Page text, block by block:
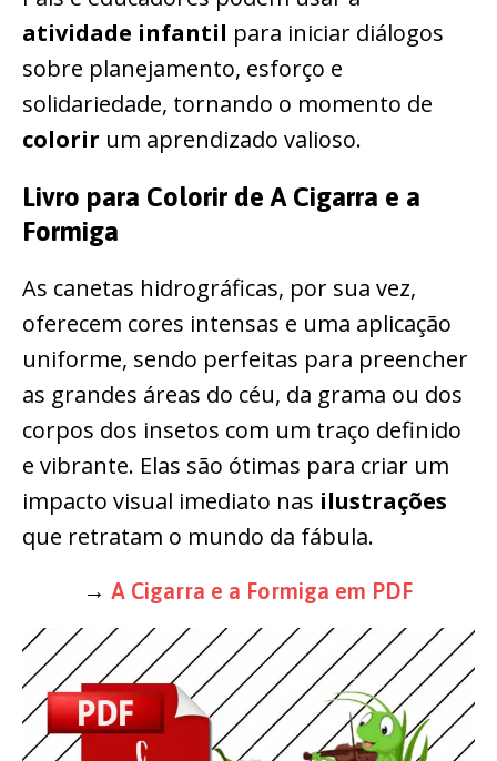
atividade infantil para iniciar diálogos
sobre planejamento, esforço e
solidariedade, tornando o momento de
colorir um aprendizado valioso.
Livro para Colorir de A Cigarra e a
Formiga
As canetas hidrográficas, por sua vez,
oferecem cores intensas e uma aplicação
uniforme, sendo perfeitas para preencher
as grandes áreas do céu, da grama ou dos
corpos dos insetos com um traço definido
e vibrante. Elas são ótimas para criar um
impacto visual imediato nas ilustrações
que retratam o mundo da fábula.
→ A Cigarra e a Formiga em PDF